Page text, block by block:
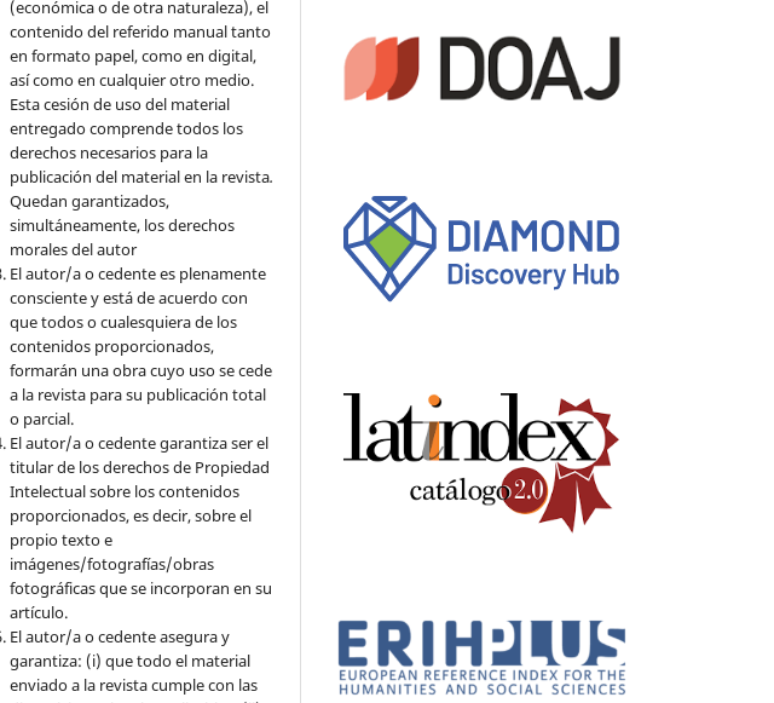
(económica o de otra naturaleza), el
contenido del referido manual tanto
en formato papel, como en digital,
así como en cualquier otro medio.
Esta cesión de uso del material
entregado comprende todos los
derechos necesarios para la
publicación del material en la revista.
Quedan garantizados,
simultáneamente, los derechos
morales del autor
El autor/a o cedente es plenamente
consciente y está de acuerdo con
que todos o cualesquiera de los
contenidos proporcionados,
formarán una obra cuyo uso se cede
a la revista para su publicación total
o parcial.
El autor/a o cedente garantiza ser el
titular de los derechos de Propiedad
Intelectual sobre los contenidos
proporcionados, es decir, sobre el
propio texto e
imágenes/fotografías/obras
fotográficas que se incorporan en su
artículo.
El autor/a o cedente asegura y
garantiza: (i) que todo el material
enviado a la revista cumple con las